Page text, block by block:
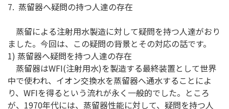
7. 蒸留器へ疑問の持つ人達の存在
蒸留による注射用水製造に対して疑問を持つ人達がおり
ました。今回は、この疑問の背景とその対応の話です。
1) 蒸留器へ疑問を持つ人達の存在
蒸留器はWFI(注射用水)を製造する最終装置として世界
中で使われ、イオン交換水を蒸留器へ通水することによ
り、WFIを得るという流れが永く一般的でした。ところ
が、1970年代には、蒸留器性能に対して、疑問を持つ人